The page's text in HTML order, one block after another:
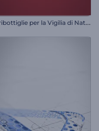
A
pribottiglie per la Vigilia di Natale